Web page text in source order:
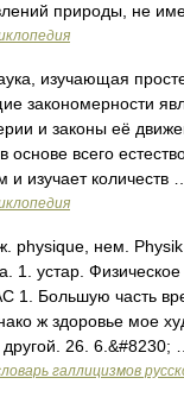
природы, не
изучающая
закономерности
и законы её
основе всего
и изучает количеств …
physique, нем. Physik
1. устар.
1. Большую часть
ж здоровье мое
26. 6.&#8230; …
галлицизмов